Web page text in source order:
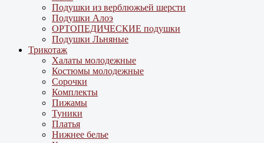
Подушки из верблюжьей шерсти
Подушки Алоэ
ОРТОПЕДИЧЕСКИЕ подушки
Подушки Льняные
Трикотаж
Халаты молодежные
Костюмы молодежные
Сорочки
Комплекты
Пижамы
Туники
Платья
Нижнее белье